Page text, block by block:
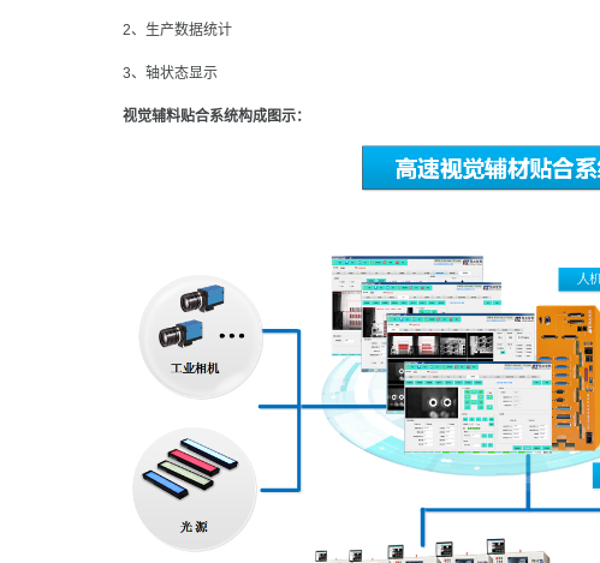
2、生产数据统计
3、轴状态显示
视觉辅料贴合系统构成图示：